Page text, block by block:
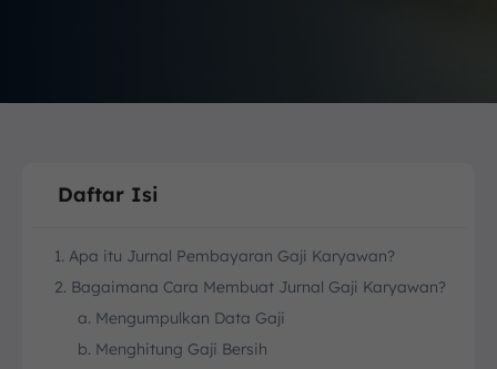
Daftar Isi
1. Apa itu Jurnal Pembayaran Gaji Karyawan?
2. Bagaimana Cara Membuat Jurnal Gaji Karyawan?
a. Mengumpulkan Data Gaji
b. Menghitung Gaji Bersih